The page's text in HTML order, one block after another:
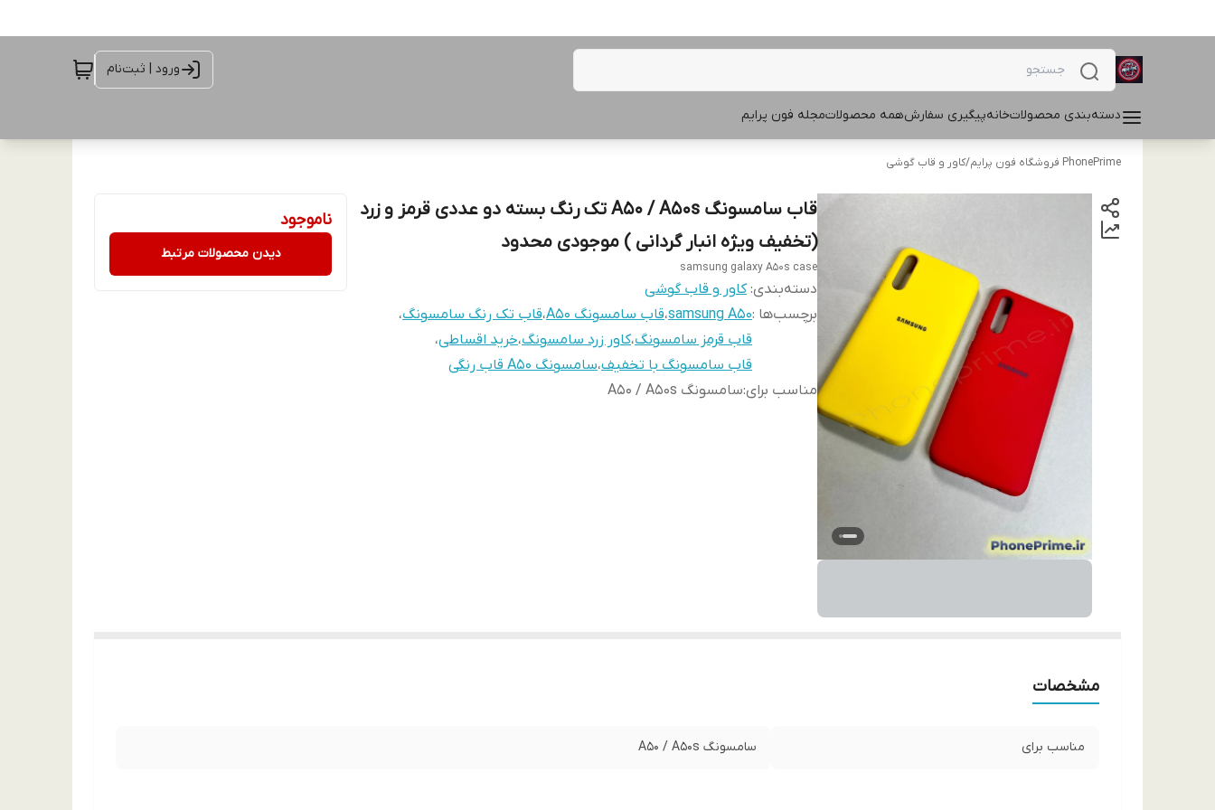
ورود | ثبت‌نام
دسته‌بندی محصولاتخانهپیگیری سفارشهمه محصولاتمجله فون پرایم
PhonePrime فروشگاه فون پرایم /کاور و قاب گوشی
قاب سامسونگ A50 / A50s تک رنگ بسته دو عددی قرمز و زرد
(تخفیف ویژه انبار گردانی ) موجودی محدود
samsung galaxy A50s case
دسته‌بندی:کاور و قاب گوشی
برچسب‌ها :samsung A50،قاب سامسونگ A50 ،قاب تک رنگ سامسونگ،
قاب قرمز سامسونگ،کاور زرد سامسونگ،خرید اقساطی،
قاب سامسونگ با تخفیف،سامسونگ A50 قاب رنگی
مناسب برای:سامسونگ A50 / A50s
ناموجود
دیدن محصولات مرتبط
مشخصات
مناسب برای سامسونگ A50 / A50s